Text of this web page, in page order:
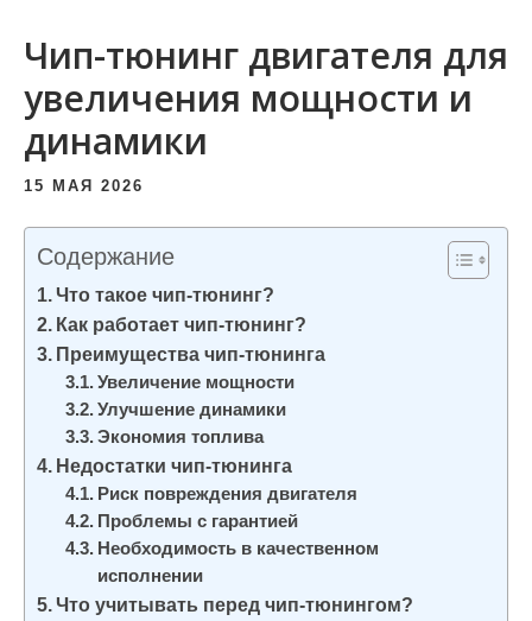
Чип-тюнинг двигателя для
увеличения мощности и
динамики
15 МАЯ 2026
Содержание
Что такое чип-тюнинг?
Как работает чип-тюнинг?
Преимущества чип-тюнинга
Увеличение мощности
Улучшение динамики
Экономия топлива
Недостатки чип-тюнинга
Риск повреждения двигателя
Проблемы с гарантией
Необходимость в качественном
исполнении
Что учитывать перед чип-тюнингом?